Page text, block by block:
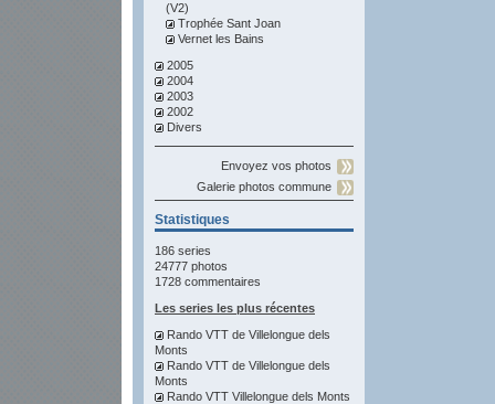
(V2)
Trophée Sant Joan
Vernet les Bains
2005
2004
2003
2002
Divers
Envoyez vos photos
Galerie photos commune
Statistiques
186 series
24777 photos
1728 commentaires
Les series les plus récentes
Rando VTT de Villelongue dels
Monts
Rando VTT de Villelongue dels
Monts
Rando VTT Villelongue dels Monts